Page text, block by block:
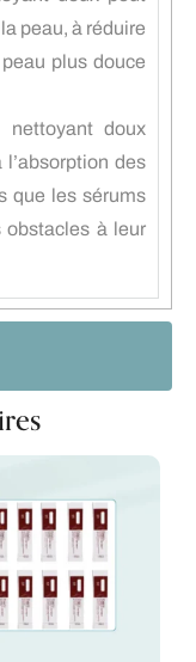
peau, à réduire
plus douce
nettoyant doux
des
que les sérums
à leur